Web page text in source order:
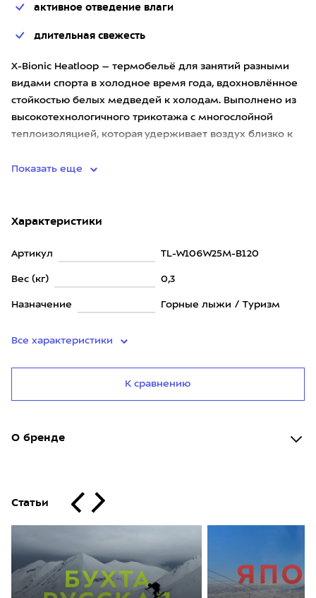
активное отведение влаги
длительная свежесть
X-Bionic Heatloop – термобельё для занятий разными
видами спорта в холодное время года, вдохновлённое
стойкостью белых медведей к холодам. Выполнено из
высокотехнологичного трикотажа с многослойной
теплоизоляцией, которая удерживает воздух близко к
Показать еще
Характеристики
Артикул TL-W106W25M-B120
Вес (кг) 0,3
Назначение Горные лыжи / Туризм
Все характеристики
К сравнению
О бренде
Статьи